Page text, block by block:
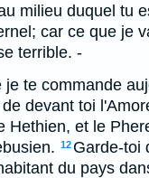
milieu duquel tu
car ce que je
terrible. -
je te commande
devant toi
Hethien, et le
12 Garde-toi
du pays